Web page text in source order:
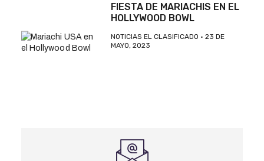
FIESTA DE MARIACHIS EN EL
HOLLYWOOD BOWL
NOTICIAS EL CLASIFICADO
23 DE
MAYO, 2023